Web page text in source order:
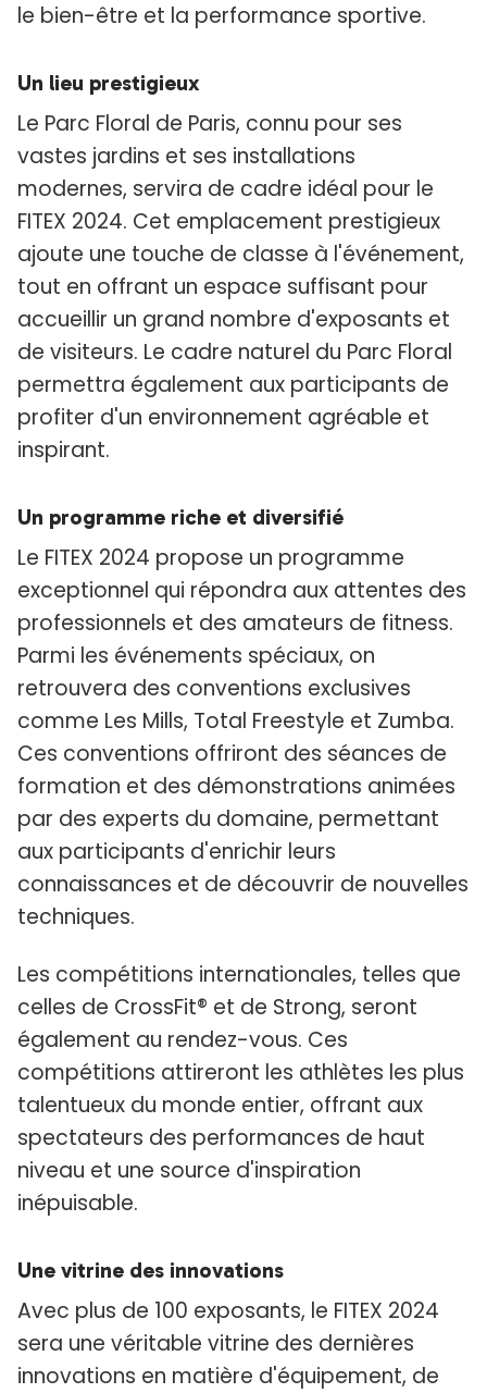
le bien-être et la performance sportive.
Un lieu prestigieux
Le Parc Floral de Paris, connu pour ses
vastes jardins et ses installations
modernes, servira de cadre idéal pour le
FITEX 2024. Cet emplacement prestigieux
ajoute une touche de classe à l'événement,
tout en offrant un espace suffisant pour
accueillir un grand nombre d'exposants et
de visiteurs. Le cadre naturel du Parc Floral
permettra également aux participants de
profiter d'un environnement agréable et
inspirant.
Un programme riche et diversifié
Le FITEX 2024 propose un programme
exceptionnel qui répondra aux attentes des
professionnels et des amateurs de fitness.
Parmi les événements spéciaux, on
retrouvera des conventions exclusives
comme Les Mills, Total Freestyle et Zumba.
Ces conventions offriront des séances de
formation et des démonstrations animées
par des experts du domaine, permettant
aux participants d'enrichir leurs
connaissances et de découvrir de nouvelles
techniques.
Les compétitions internationales, telles que
celles de CrossFit® et de Strong, seront
également au rendez-vous. Ces
compétitions attireront les athlètes les plus
talentueux du monde entier, offrant aux
spectateurs des performances de haut
niveau et une source d'inspiration
inépuisable.
Une vitrine des innovations
Avec plus de 100 exposants, le FITEX 2024
sera une véritable vitrine des dernières
innovations en matière d'équipement, de